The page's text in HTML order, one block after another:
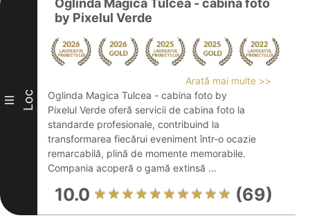
III Loc
Oglinda Magica Tulcea - cabina foto
by Pixelul Verde
Arată mai multe >>
Oglinda Magica Tulcea - cabina foto by
Pixelul Verde oferă servicii de cabina foto la
standarde profesionale, contribuind la
transformarea fiecărui eveniment într-o ocazie
remarcabilă, plină de momente memorabile.
Compania acoperă o gamă extinsă ...
10.0 (69)